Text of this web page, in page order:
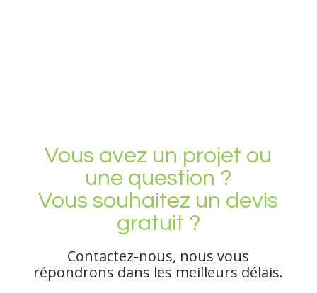
Vous avez un projet ou
une question ?
Vous souhaitez un devis
gratuit ?
Contactez-nous, nous vous
répondrons dans les meilleurs délais.